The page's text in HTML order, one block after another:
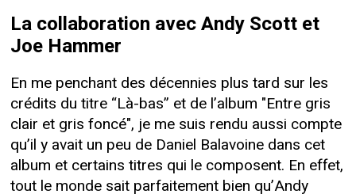
La collaboration avec Andy Scott et
Joe Hammer
En me penchant des décennies plus tard sur les
crédits du titre “Là-bas” et de l’album "Entre gris
clair et gris foncé", je me suis rendu aussi compte
qu’il y avait un peu de Daniel Balavoine dans cet
album et certains titres qui le composent. En effet,
tout le monde sait parfaitement bien qu’Andy